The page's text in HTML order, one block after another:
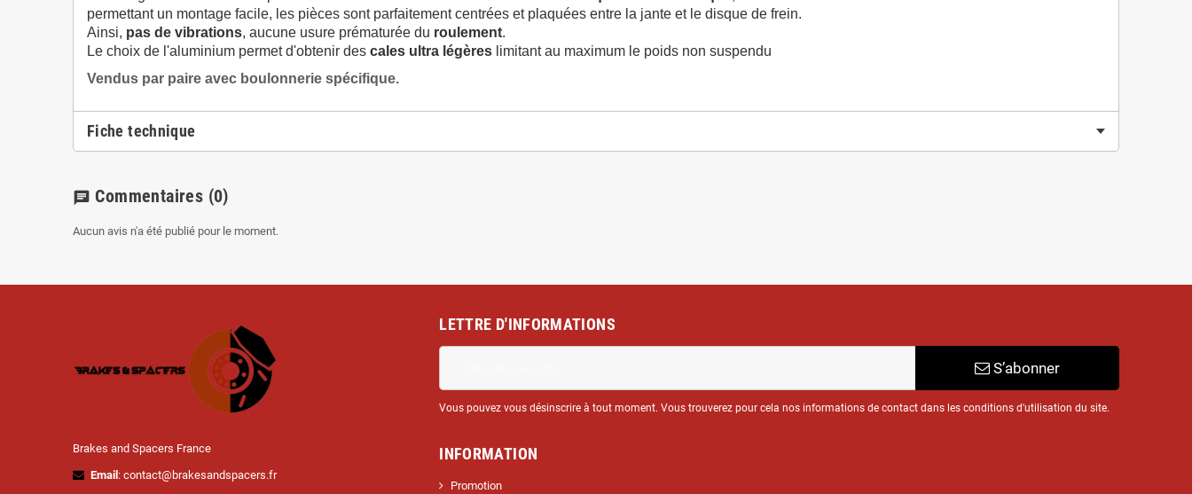
permettant un montage facile, les pièces sont parfaitement centrées et plaquées entre la jante et le disque de frein.
Ainsi, pas de vibrations, aucune usure prématurée du roulement.
Le choix de l'aluminium permet d'obtenir des cales ultra légères limitant au maximum le poids non suspendu
Vendus par paire avec boulonnerie spécifique.
Fiche technique
chat Commentaires (0)
Aucun avis n'a été publié pour le moment.
Brakes and Spacers France
Email : contact@brakesandspacers.fr
LETTRE D'INFORMATIONS
S’abonner
Vous pouvez vous désinscrire à tout moment. Vous trouverez pour cela nos informations de contact dans les conditions d'utilisation du site.
INFORMATION
Promotion